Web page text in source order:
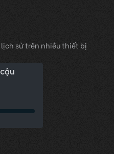
sử trên nhiều thiết bị